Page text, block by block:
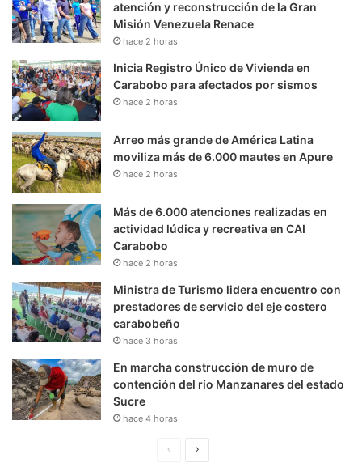
atención y reconstrucción de la Gran
Misión Venezuela Renace
hace 2 horas
Inicia Registro Único de Vivienda en
Carabobo para afectados por sismos
hace 2 horas
Arreo más grande de América Latina
moviliza más de 6.000 mautes en Apure
hace 2 horas
Más de 6.000 atenciones realizadas en
actividad lúdica y recreativa en CAI
Carabobo
hace 2 horas
Ministra de Turismo lidera encuentro con
prestadores de servicio del eje costero
carabobeño
hace 3 horas
En marcha construcción de muro de
contención del río Manzanares del estado
Sucre
hace 4 horas